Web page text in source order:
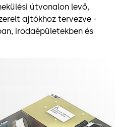
útvonalon levő,
ajtókhoz tervezve -
irodaépületekben és